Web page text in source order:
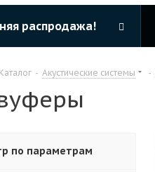
распродажа!
Каталог - Акустические системы -
по параметрам